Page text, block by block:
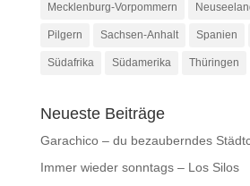
Mecklenburg-Vorpommern
Pilgern Sachsen-Anhalt Spanien
Südafrika Südamerika Thüringen
Neueste Beiträge
Garachico – du bezauberndes
Immer wieder sonntags – Los Silos